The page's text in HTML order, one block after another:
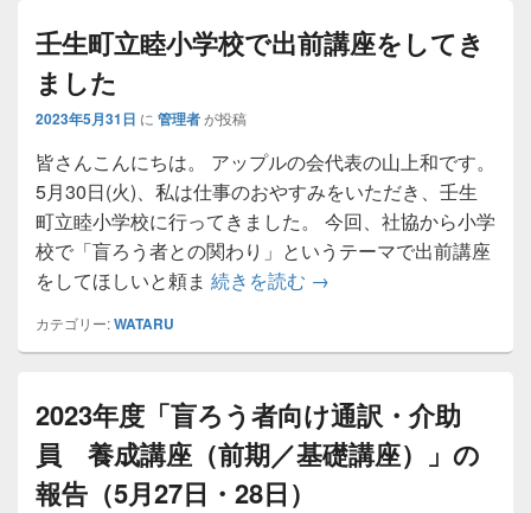
壬生町立睦小学校で出前講座をしてき
ました
2023年5月31日 に 管理者が投稿
皆さんこんにちは。 アップルの会代表の山上和です。
5月30日(火)、私は仕事のおやすみをいただき、壬生
町立睦小学校に行ってきました。 今回、社協から小学
校で「盲ろう者との関わり」というテーマで出前講座
をしてほしいと頼ま 続きを読む 壬生町立睦小学校で出前
→
カテゴリー:WATARU
2023年度「盲ろう者向け通訳・介助
員 養成講座（前期／基礎講座）」の
報告（5月27日・28日）